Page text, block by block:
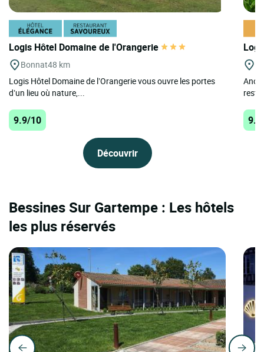
Logis Hôtel Domaine de l'Orangerie
Bonnat48 km
Logis Hôtel Domaine de l’Orangerie vous ouvre les portes
d’un lieu où nature,...
9.9/10
Découvrir
Bessines Sur Gartempe : Les hôtels
les plus réservés